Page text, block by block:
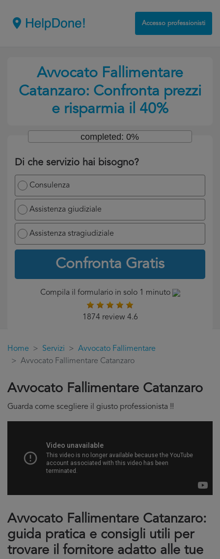
Accesso professionisti
Avvocato Fallimentare
Catanzaro: Confronta prezzi
e risparmia il 40%
Di che servizio hai bisogno?
Consulenza
Assistenza giudiziale
Assistenza stragiudiziale
Confronta Gratis
completed: 0%
Compila il formulario in solo 1 minuto
1874 review 4.6
Home Servizi
Avvocato Fallimentare
Avvocato Fallimentare Catanzaro
Avvocato Fallimentare Catanzaro
Guarda come scegliere il giusto professionista !!
Avvocato Fallimentare Catanzaro:
guida pratica e consigli utili per
trovare il fornitore adatto alle tue